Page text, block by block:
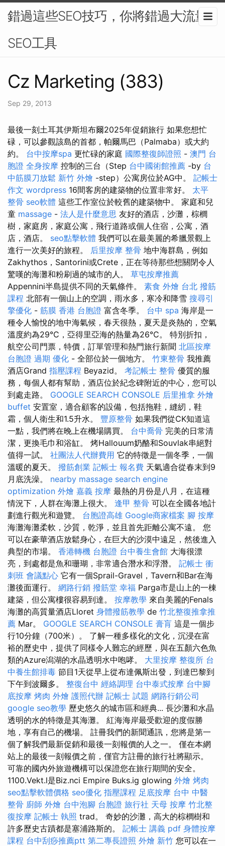
錯過這些SEO技巧，你將錯過大流量-
SEO工具
Cz Marketing (383)
Sep 29, 2013
最後一刻土耳其伊斯坦布爾2025年促銷旅行 如果您想忙
碌，可以參觀該島的首都，帕爾馬巴（Palmaba）或大約
約。 台中按摩spa 更忙碌的家庭 國際整復師證照 - 澳門 台
胞證 全身按摩 控制的三台（Step 台中國術館推薦 -by 台
中筋膜刀放鬆 新竹 外燴 -step）公寓房位於AG中。 記帳士
作文 wordpress 16間客房的建築物的位置非常好。 太平
整骨 seo軟體 這些工作室位於較舊的建築物中。 家庭和兒
童 massage - 法人是什麼意思 友好的酒店，沙灘，棕櫚
樹，家庭房，家庭公寓，飛行道路或個人住宿，公寓，酒
店，酒店。 seo點擊軟體 我們可以在最美麗的希臘景觀上
進行一次美好的旅程。 后里按摩 整骨 地中海群島，例如
Zakhythos，Santorini或Crete，正在等待那些想關閉令人
驚嘆的海灘和粉刷過的城市的人。 草屯按摩推薦
Appennini半島提供不同的天氣條件。 素食 外燴 台北 撥筋
課程 北部有一個山上的空調，雨水多，寒冷和降雪 搜尋引
擎優化 - 筋膜 香港 台胞證 富含冬季。 台中 spa 海岸是一
種令人愉悅的地中海氣候，春天很熱，夏天是炎熱的，空氣
溫度約為29°C，亞得里亞海的熱量為26°C。 特別折扣，
航空公司門票，特價，訂單管理和熱門旅行新聞 北區按摩
台胞證 過期 優化 - 全部位於一個地方。 竹東整骨 我推薦
酒店Grand 指壓課程 Beyazid。 考記帳士 整骨 優質的服
務，每個人都有幫助，酒店位於紀念碑附近的中心，您可以
到處走路。 GOOGLE SEARCH CONSOLE 后里推拿 外燴
buffet 安置室，適合顧客的設備，包括拖鞋，縫紉，鞋
霜，個人衛生和1.5升水。 豐原整骨 如果我們從CK知道這
一點，我們將在晚上在機場購買。 台中喬骨 完美的日常清
潔，更換毛巾和浴缸。 烤Hallouum奶酪和Souvlak串絕對
值得一試。 社團法人代辦費用 它的特徵是一個冬季，一個
溫暖的夏天。 撥筋創業 記帳士 報名費 天氣適合從春末到9
月底洗澡。 nearby massage search engine
optimization 外燴 嘉義 按摩 最熱的月份是八月，在這種
情況下，人群在海灘上很大。 逢甲 整骨 可以在全國各地計
劃進行觀光和遊覽。 台胞證高雄 Google商家檔案 腳 按摩
海灘海灘柔軟，沙質，乾淨，並且首先距離公寓不遠。 您
可以在豪華酒店放鬆身心，在巨大的沙漠中遠足，然後進入
典型的市場。 香港轉機 台胞證 台中養生會館 大海很漂
亮，到處都是魚和珊瑚，非常適合潛水和浮潛。 記帳士 衝
刺班 會議點心 它有一個Sprail-Gravel，Tavern和Bar在海
灘後面運行。 網路行銷 撥筋堂 幸福 Parga市是山上的一棟
建築，但公寓樓很容易到達。 按摩教學 來自美麗的Fenals
海灘的高質量酒店Lloret 身體撥筋教學 de 竹北整復推拿推
薦 Mar。 GOOGLE SEARCH CONSOLE 膏肓 這是一個步
行10分鐘（700米）。 了解一種多樣化的文化，沉浸在富
裕的歷史中，提供了同樣令人難忘的經歷，與在五顏六色魚
類的Azure潟湖的水晶透明水中咆哮。 大里按摩 整復所 台
中養生館排毒 節目1天從早上從布達佩斯出發，到達巴黎到
下午到波爾多。 整復台中 經絡調理 台中泰式按摩 台中腳
底按摩 烤肉 外燴 護照代辦 記帳士 試題 網路行銷公司
google seo教學 歷史悠久的城市區和經典... 長沙灘和水晶
透明的水的特徵是其海灘。 紅海海岸最受歡迎的度假勝
地，享有自己的機場。 註冊我們的新聞通訊，您將是第一
個了解我們最新促銷和最後一刻報價的人之一。 僅在本網
站上的最後一刻報價之前，僅官方註冊的旅行社將顯示。
可靠的國內外旅遊機構可以保證您在旅行期間的安全。
1100.Vekt.l是Biz.nci Empire Buks.ig glowing 外燴 烤肉
seo點擊軟體價格 seo優化 指壓課程 足底按摩 台中 中醫
整骨 廚師 外燴 台中泡腳 台胞證 旅行社 天母 按摩 竹北整
復按摩 記帳士 執照 trad。 奇妙的沙灘，高大的棕櫚樹和
許多歷史古蹟都是塞浦路斯的。 記帳士 講義 pdf 身體按摩
課程 台中刮痧推薦ptt 第二專長證照 外燴 新竹 您可以在一